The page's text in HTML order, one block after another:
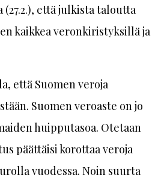
(27.2.), että julkista taloutta
kaikkea veronkiristyksillä ja
että Suomen veroja
Suomen veroaste on jo
huipputasoa. Otetaan
päättäisi korottaa veroja
vuodessa. Noin suurta